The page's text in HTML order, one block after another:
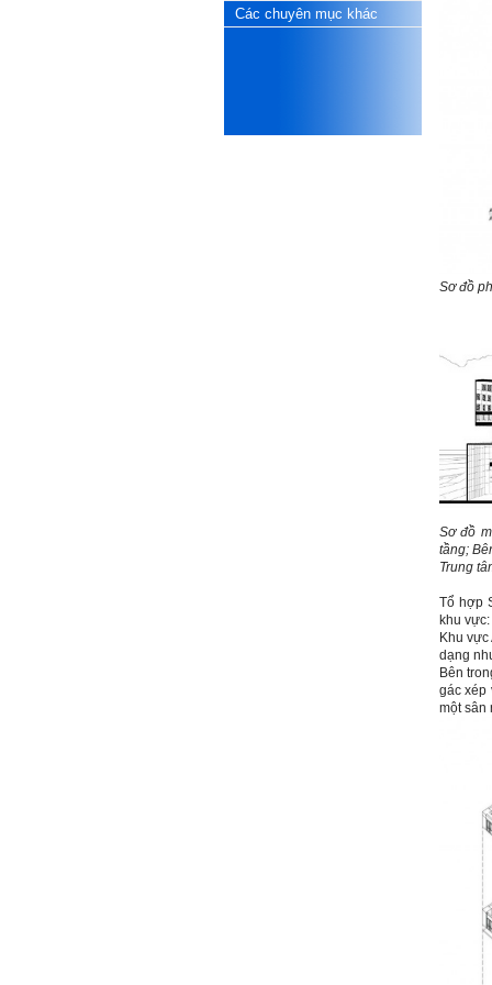
Phải thấy đó là điều không
tốt đẹp do chính em gây ra,
Các chuyên mục khác
Sơ đồ
Sơ đồ
tầng;
Trung
Tổ hợp
khu vực:
Khu
dạng
Bên
gác xép
một sân